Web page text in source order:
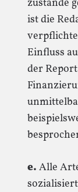
zustande
ist die
Einfluss
der
e. Alle